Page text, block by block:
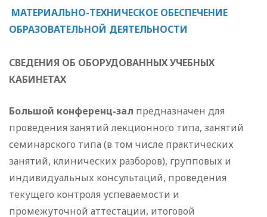
МАТЕРИАЛЬНО-ТЕХНИЧЕСКОЕ ОБЕСПЕЧЕНИЕ
ОБРАЗОВАТЕЛЬНОЙ ДЕЯТЕЛЬНОСТИ
СВЕДЕНИЯ ОБ ОБОРУДОВАННЫХ УЧЕБНЫХ
КАБИНЕТАХ
Большой конференц-зал предназначен для
проведения занятий лекционного типа, занятий
семинарского типа (в том числе практических
занятий, клинических разборов), групповых и
индивидуальных консультаций, проведения
текущего контроля успеваемости и
промежуточной аттестации, итоговой